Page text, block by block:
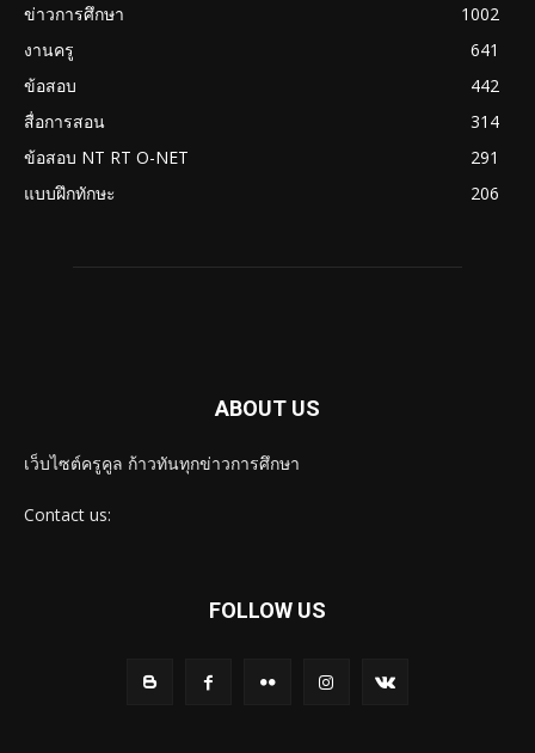
ข่าวการศึกษา
1002
งานครู
641
ข้อสอบ
442
สื่อการสอน
314
ข้อสอบ NT RT O-NET
291
แบบฝึกทักษะ
206
ABOUT US
เว็บไซต์ครูคูล ก้าวทันทุกข่าวการศึกษา
Contact us:
FOLLOW US